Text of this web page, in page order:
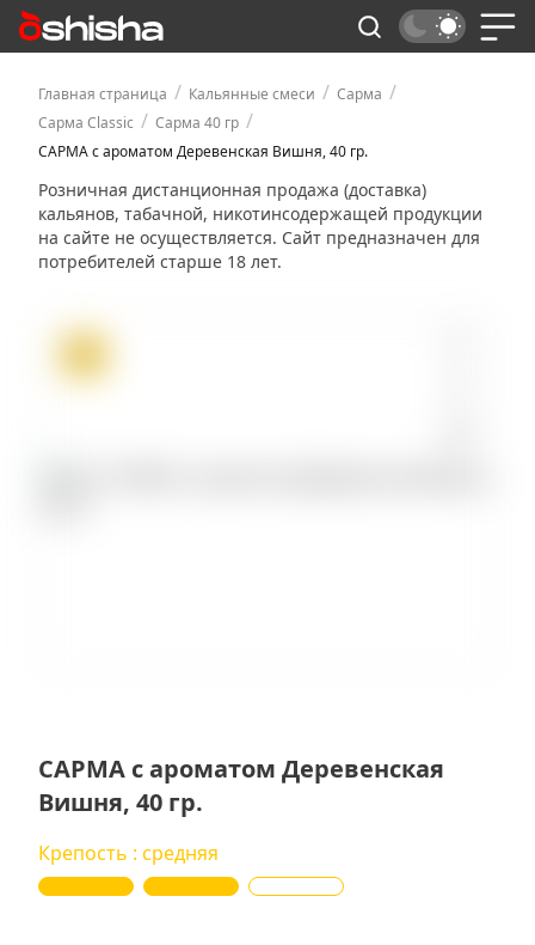
Главная страница / Кальянные смеси / Сарма /
Сарма Classic / Сарма 40 гр /
САРМА с ароматом Деревенская Вишня, 40 гр.
Розничная дистанционная продажа (доставка)
кальянов, табачной, никотинсодержащей продукции
на сайте не осуществляется. Сайт предназначен для
потребителей старше 18 лет.
САРМА с ароматом Деревенская
Вишня, 40 гр.
Крепость : средняя